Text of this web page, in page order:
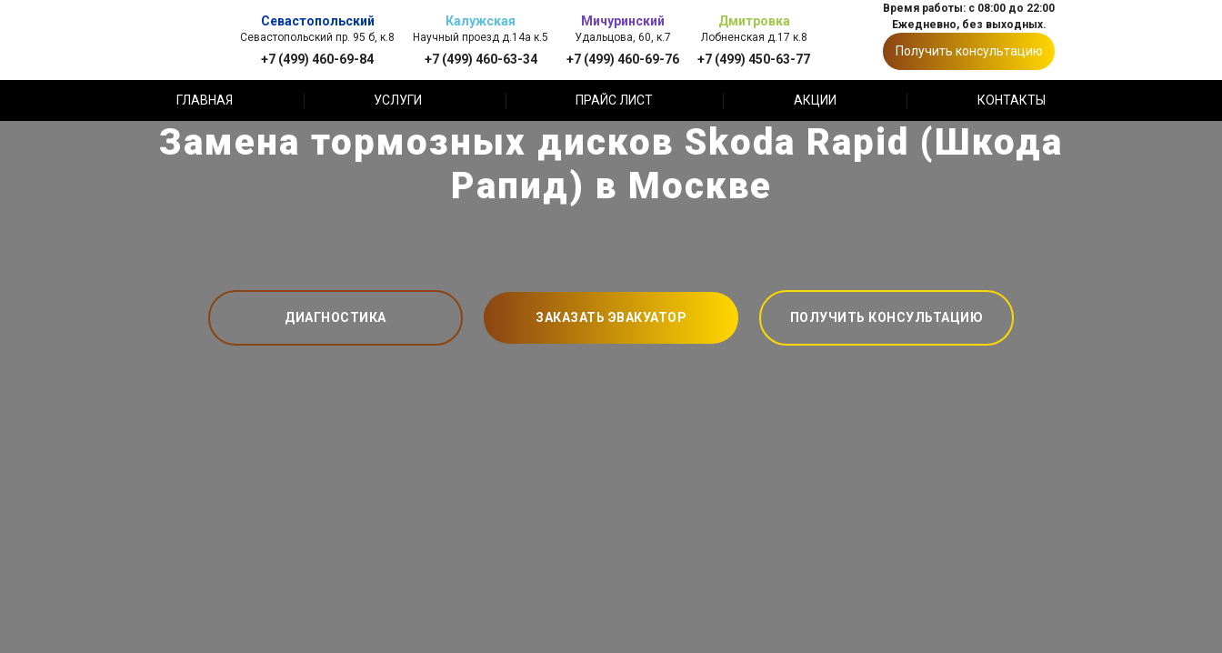
Севастопольский
Севастопольский пр. 95 б, к.8
+7 (499) 460-69-84
Калужская
Научный проезд д.14а к.5
+7 (499) 460-63-34
Мичуринский
Удальцова, 60, к.7
+7 (499) 460-69-76
Дмитровка
Лобненская д.17 к.8
+7 (499) 450-63-77
Время работы: с 08:00 до 22:00
Ежедневно, без выходных.
Получить консультацию
ГЛАВНАЯ УСЛУГИ ПРАЙС ЛИСТ АКЦИИ КОНТАКТЫ
Замена тормозных дисков Skoda Rapid (Шкода
Рапид) в Москве
ДИАГНОСТИКА ЗАКАЗАТЬ ЭВАКУАТОР ПОЛУЧИТЬ КОНСУЛЬТАЦИЮ